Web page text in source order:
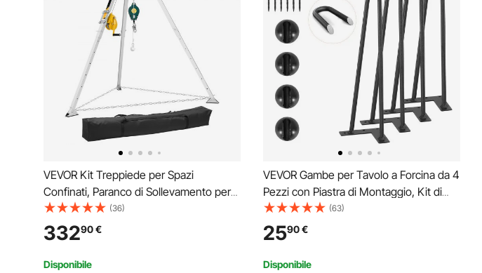
VEVOR Kit Treppiede per Spazi
Confinati, Paranco di Sollevamento per
Treppiede di Salvataggio per Impieghi
Gravosi, Verricello da 544 kg,
Lunghezza Gambe Regolabili da 1,34 a
2,15 m, Cavo da 30 m
(36)
33290€
Disponibile
VEVOR Gambe per Tavolo a Forcina da 4
Pezzi con Piastra di Montaggio, Kit di
Gambe per Scrivania Lunghezza 40,6
cm in Acciaio Capacità Carico max. 227
kg, Gambe per Mobili per Tavolo da
Casa Ufficio
(63)
2590€
Disponibile